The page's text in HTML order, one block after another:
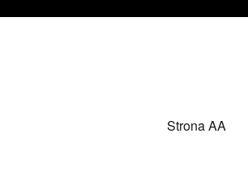
Strona AA